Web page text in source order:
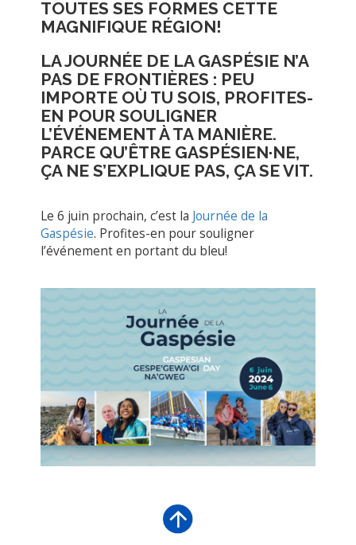
TOUTES SES FORMES CETTE
MAGNIFIQUE RÉGION!
LA JOURNÉE DE LA GASPÉSIE N’A
PAS DE FRONTIÈRES : PEU
IMPORTE OÙ TU SOIS, PROFITES-
EN POUR SOULIGNER
L’ÉVÉNEMENT À TA MANIÈRE.
PARCE QU’ÊTRE GASPÉSIEN·NE,
ÇA NE S’EXPLIQUE PAS, ÇA SE VIT.
Le 6 juin prochain, c’est la Journée de la
Gaspésie. Profites-en pour souligner
l’événement en portant du bleu!